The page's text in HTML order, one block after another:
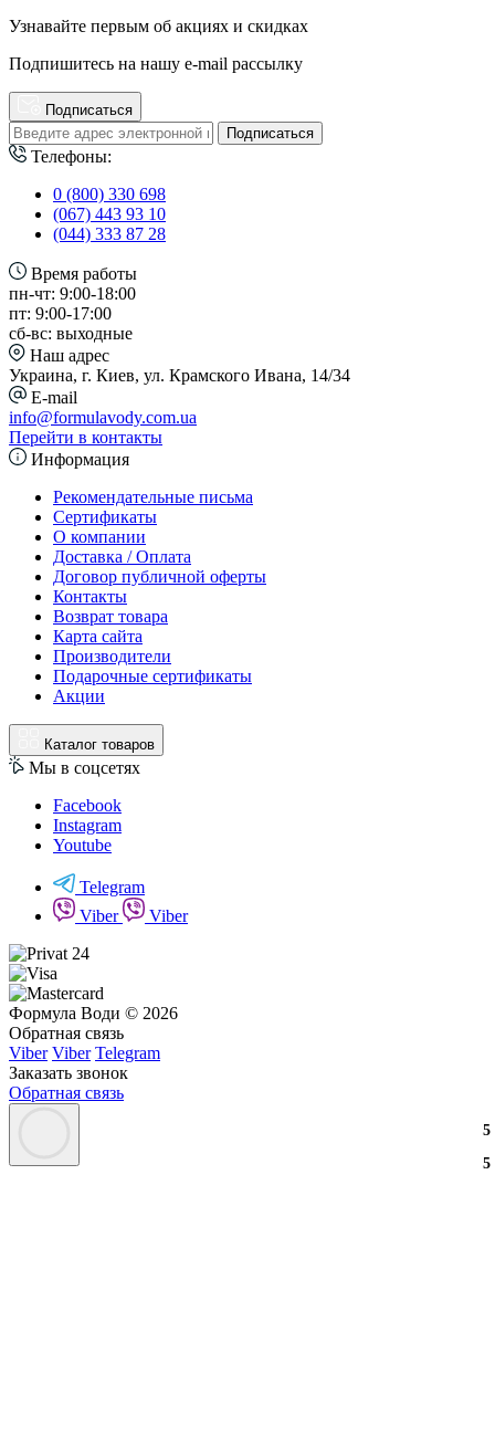
3
3
2
2
3
3
5
5
Узнавайте первым об акциях и скидках
Подпишитесь на нашу e-mail рассылку
Подписаться
Подписаться
Телефоны:
0 (800) 330 698
(067) 443 93 10
(044) 333 87 28
Время работы
пн-чт: 9:00-18:00
пт: 9:00-17:00
сб-вс: выходные
Наш адрес
Украина, г. Киев, ул. Крамского Ивана, 14/34
E-mail
info@formulavody.com.ua
Перейти в контакты
Информация
Рекомендательные письма
Сертификаты
О компании
Доставка / Оплата
Договор публичной оферты
Контакты
Возврат товара
Карта сайта
Производители
Подарочные сертификаты
Акции
Каталог товаров
Мы в соцсетях
Facebook
Instagram
Youtube
Telegram
Viber
Viber
Формула Води © 2026
Обратная связь
Viber Viber Telegram
Заказать звонок
Обратная связь